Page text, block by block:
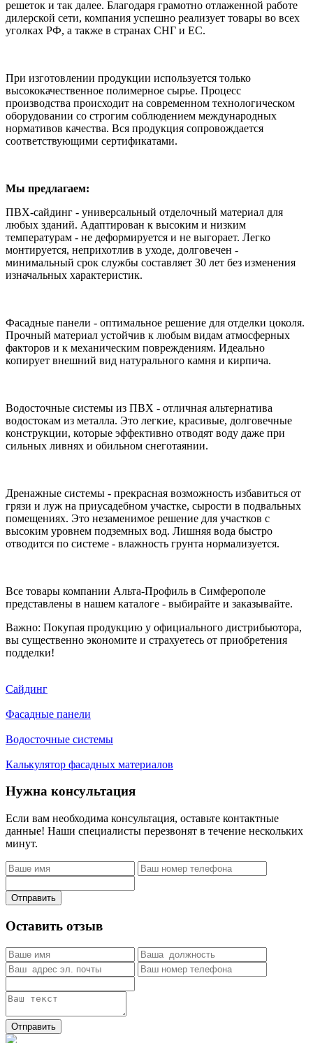
решеток и так далее. Благодаря грамотно отлаженной работе
дилерской сети, компания успешно реализует товары во всех
уголках РФ, а также в странах СНГ и ЕС.
При изготовлении продукции используется только
высококачественное полимерное сырье. Процесс
производства происходит на современном технологическом
оборудовании со строгим соблюдением международных
нормативов качества. Вся продукция сопровождается
соответствующими сертификатами.
Мы предлагаем:
ПВХ-сайдинг - универсальный отделочный материал для
любых зданий. Адаптирован к высоким и низким
температурам - не деформируется и не выгорает. Легко
монтируется, неприхотлив в уходе, долговечен -
минимальный срок службы составляет 30 лет без изменения
изначальных характеристик.
Фасадные панели - оптимальное решение для отделки цоколя.
Прочный материал устойчив к любым видам атмосферных
факторов и к механическим повреждениям. Идеально
копирует внешний вид натурального камня и кирпича.
Водосточные системы из ПВХ - отличная альтернатива
водостокам из металла. Это легкие, красивые, долговечные
конструкции, которые эффективно отводят воду даже при
сильных ливнях и обильном снеготаянии.
Дренажные системы - прекрасная возможность избавиться от
грязи и луж на приусадебном участке, сырости в подвальных
помещениях. Это незаменимое решение для участков с
высоким уровнем подземных вод. Лишняя вода быстро
отводится по системе - влажность грунта нормализуется.
Все товары компании Альта-Профиль в Симферополе
представлены в нашем каталоге - выбирайте и заказывайте.
Важно: Покупая продукцию у официального дистрибьютора,
вы существенно экономите и страхуетесь от приобретения
подделки!
Сайдинг
Фасадные панели
Водосточные системы
Калькулятор фасадных материалов
Нужна консультация
Если вам необходима консультация, оставьте контактные
данные! Наши специалисты перезвонят в течение нескольких
минут.
Отправить
Оставить отзыв
Отправить